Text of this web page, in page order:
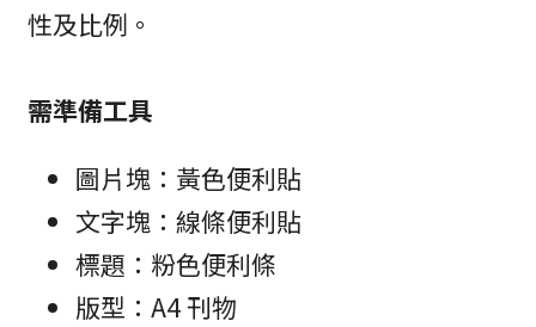
性及比例。
需準備工具
圖片塊：黃色便利貼
文字塊：線條便利貼
標題：粉色便利條
版型：A4 刊物